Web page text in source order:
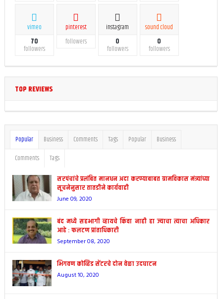
vimeo
70
followers
pinterest
followers
instagram
0
followers
sound cloud
0
followers
TOP REVIEWS
Popular Business Comments Tags Popular
Business
Comments
Tags
सरपंचांचे प्रलंबित मानधन अदा करण्याबाबत ग्रामविकास मंत्र्यांच्या
सूचनेनुसार तातडीने कार्यवाही
June 09, 2020
बंद मध्ये सहभागी व्हायचे किंवा नाही हा ज्याचा त्याचा अधिकार
आहे : फलटण प्रांताधिकारी
September 08, 2020
भिगवण कोव्हिड सेंटरचे दोन वेळा उदघाटन
August 10, 2020